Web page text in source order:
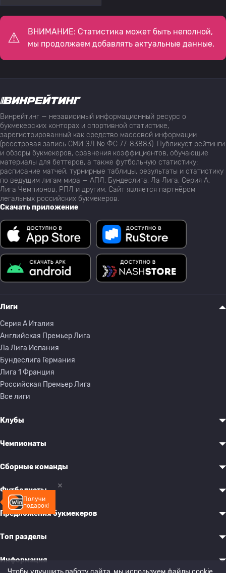
ВНИМАНИЕ: Статистика может быть неполной,
мы продолжаем добавлять актуальные данные.
Получи
подарок!
Винрейтинг — независимый информационный ресурс о
букмекерских конторах и спортивной статистике,
зарегистрированный как средство массовой информации
(реестровая запись СМИ ЭЛ № ФС 77-83883). Публикует рейтинги
и обзоры букмекеров, сравнения коэффициентов, обучающие
материалы для беттеров, а также футбольную статистику:
расписание матчей, турнирные таблицы, результаты и статистику
по ведущим лигам мира — АПЛ, Бундеслига, Ла Лига, Серия А,
Лига Чемпионов, РПЛ и другим. Сайт является партнёром
легальных российских букмекеров.
Скачать приложение
Лиги
Серия A Италия
Английская Премьер Лига
Ла Лига Испания
Бундеслига Германия
Лига 1 Франция
Российская Премьер Лига
Все лиги
Клубы
Чемпионаты
Сборные команды
Футболисты
Предложения букмекеров
Топ разделы
Информация